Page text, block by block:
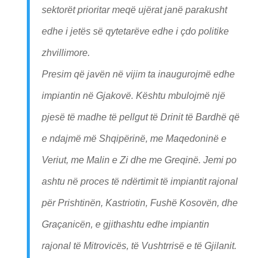
sektorët prioritar meqë ujërat janë parakusht
edhe i jetës së qytetarëve edhe i çdo politike
zhvillimore.
Presim që javën në vijim ta inaugurojmë edhe
impiantin në Gjakovë. Kështu mbulojmë një
pjesë të madhe të pellgut të Drinit të Bardhë që
e ndajmë më Shqipërinë, me Maqedoninë e
Veriut, me Malin e Zi dhe me Greqinë. Jemi po
ashtu në proces të ndërtimit të impiantit rajonal
për Prishtinën, Kastriotin, Fushë Kosovën, dhe
Graçanicën, e gjithashtu edhe impiantin
rajonal të Mitrovicës, të Vushtrrisë e të Gjilanit.